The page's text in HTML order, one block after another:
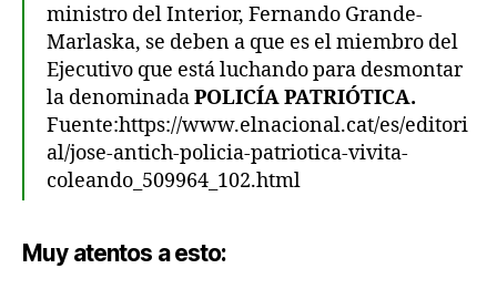
ministro del Interior, Fernando Grande-
Marlaska, se deben a que es el miembro del
Ejecutivo que está luchando para desmontar
la denominadaPOLICÍA PATRIÓTICA.
Fuente:https://www.elnacional.cat/es/editori
al/jose-antich-policia-patriotica-vivita-
coleando_509964_102.html
Muy atentos a esto: